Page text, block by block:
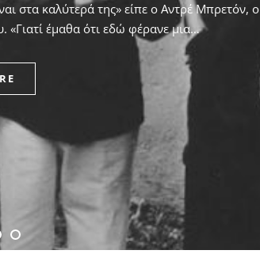
στα καλύτερά της» είπε ο Αντρέ Μπρετόν, ο
​«Γιατί έμαθα ότι εδώ φέρανε μια…